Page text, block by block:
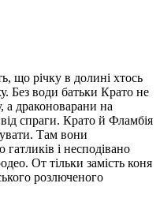
що річку в долині хтось
Без води батьки Крато не
а драконоварани на
спраги. Крато й Фламбія
Там вони
і несподівано
От тільки замість коня
розлюченого